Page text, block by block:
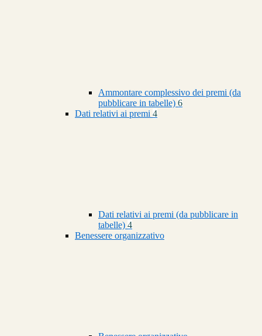
Ammontare complessivo dei premi (da
pubblicare in tabelle) 6
Dati relativi ai premi 4
Dati relativi ai premi (da pubblicare in
tabelle) 4
Benessere organizzativo